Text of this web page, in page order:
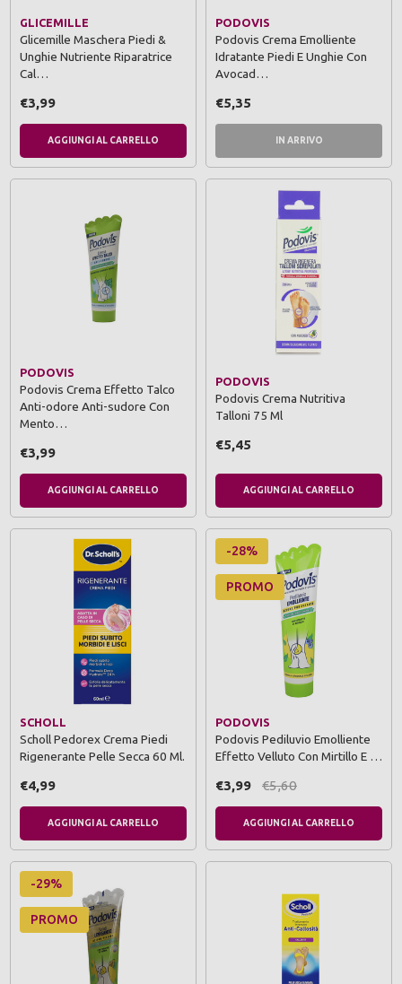
GLICEMILLE
Glicemille Maschera Piedi &
Unghie Nutriente Riparatrice
Cal…
€3,99
AGGIUNGI AL CARRELLO
PODOVIS
Podovis Crema Emolliente
Idratante Piedi E Unghie Con
Avocad…
€5,35
IN ARRIVO
PODOVIS
Podovis Crema Effetto Talco
Anti-odore Anti-sudore Con
Mento…
€3,99
AGGIUNGI AL CARRELLO
PODOVIS
Podovis Crema Nutritiva
Talloni 75 Ml
€5,45
AGGIUNGI AL CARRELLO
SCHOLL
Scholl Pedorex Crema Piedi
Rigenerante Pelle Secca 60 Ml.
€4,99
AGGIUNGI AL CARRELLO
-28%
PROMO
PODOVIS
Podovis Pediluvio Emolliente
Effetto Velluto Con Mirtillo E …
€3,99 €5,60
AGGIUNGI AL CARRELLO
-29%
PROMO